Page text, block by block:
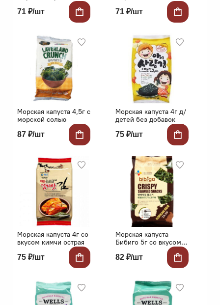
капусты "Том Ям"
71 ₽/шт
морской капусты
71 ₽/шт
Морская капуста 4,5г с
морской солью
87 ₽/шт
Морская капуста 4г д/
детей без добавок
75 ₽/шт
Морская капуста 4г со
вкусом кимчи острая
75 ₽/шт
Морская капуста
Бибиго 5г со вкусом
82 ₽/шт